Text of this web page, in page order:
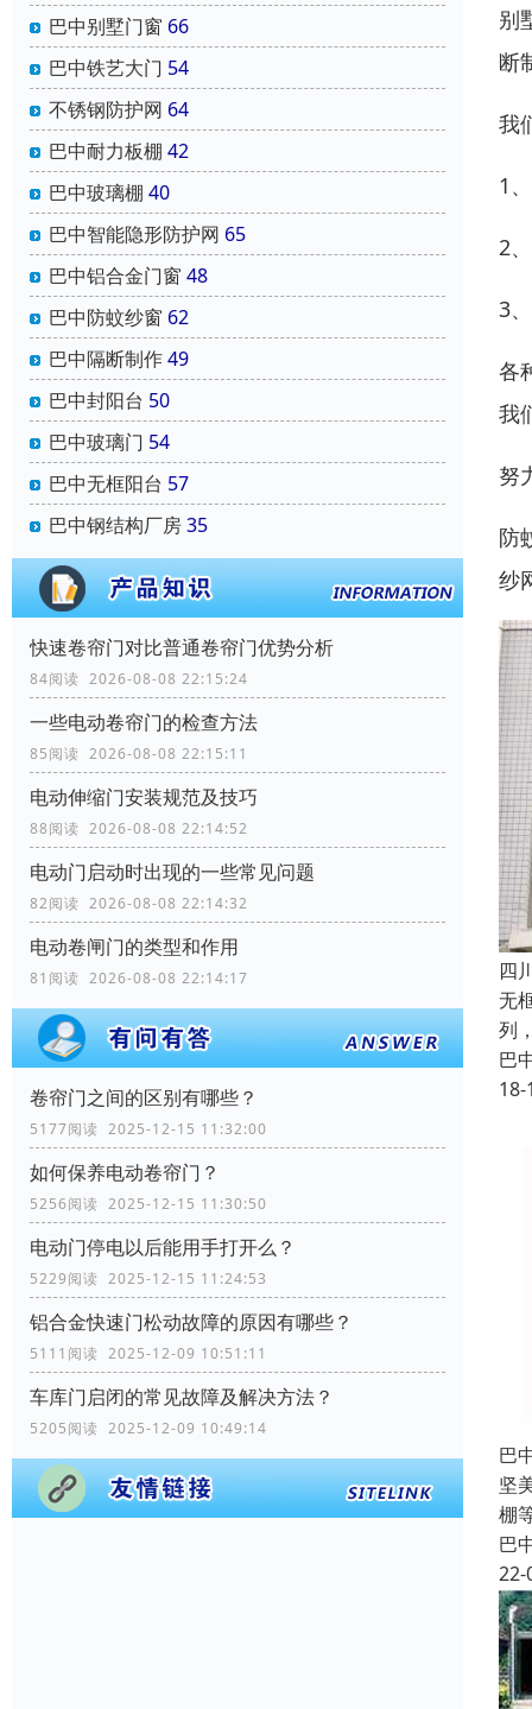
巴中别墅门窗 66
巴中铁艺大门 54
不锈钢防护网 64
巴中耐力板棚 42
巴中玻璃棚 40
巴中智能隐形防护网 65
巴中铝合金门窗 48
巴中防蚊纱窗 62
巴中隔断制作49
巴中封阳台 50
巴中玻璃门 54
巴中无框阳台 57
巴中钢结构厂房35
快速卷帘门对比普通卷帘门优势分析
84阅读 2026-08-08 22:15:24
一些电动卷帘门的检查方法
85阅读 2026-08-08 22:15:11
电动伸缩门安装规范及技巧
88阅读 2026-08-08 22:14:52
电动门启动时出现的一些常见问题
82阅读 2026-08-08 22:14:32
电动卷闸门的类型和作用
81阅读 2026-08-08 22:14:17
卷帘门之间的区别有哪些？
5177阅读 2025-12-15 11:32:00
如何保养电动卷帘门？
5256阅读 2025-12-15 11:30:50
电动门停电以后能用手打开么？
5229阅读 2025-12-15 11:24:53
铝合金快速门松动故障的原因有哪些？
5111阅读 2025-12-09 10:51:11
车库门启闭的常见故障及解决方法？
5205阅读 2025-12-09 10:49:14
别
断
我
1
2
3
各
我
努
防
纱
四
无
列
巴
18-
巴
坚
棚
巴
22-